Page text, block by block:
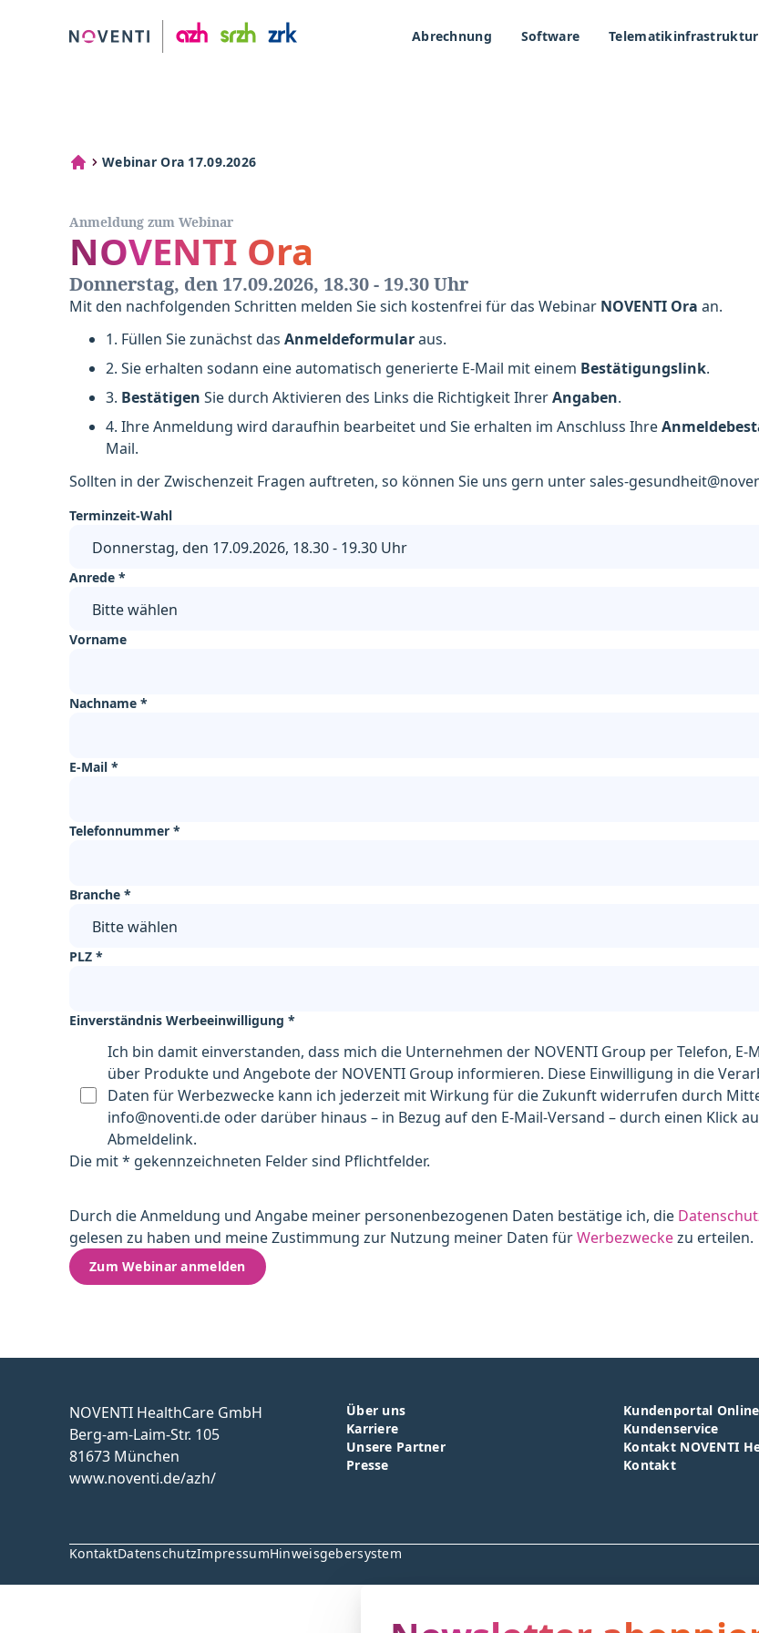
Abrechnung Software Telematikinfrastruktur
Webinar Ora 17.09.2026
Anmeldung zum Webinar
NOVENTI Ora
Donnerstag, den 17.09.2026, 18.30 - 19.30 Uhr
Mit den nachfolgenden Schritten melden Sie sich kostenfrei für das Webinar NOVENTI Ora an.
1. Füllen Sie zunächst das Anmeldeformularaus.
2. Sie erhalten sodann eine automatisch generierte E-Mail mit einem Bestätigungslink.
3. Bestätigen Sie durch Aktivieren des Links die Richtigkeit IhrerAngaben.
4. Ihre Anmeldung wird daraufhin bearbeitet und Sie erhalten im Anschluss Ihre
Mail.
Sollten in der Zwischenzeit Fragen auftreten, so können Sie uns gern unter sales-
Terminzeit-Wahl
Donnerstag, den 17.09.2026, 18.30 - 19.30 Uhr
Anrede *
Bitte wählen
Vorname
Nachname *
E-Mail *
Telefonnummer *
Branche *
Bitte wählen
PLZ *
Einverständnis Werbeeinwilligung *
Ich bin damit einverstanden, dass mich die Unternehmen der NOVENTI Group per Telefon, E-
über Produkte und Angebote der NOVENTI Group informieren. Diese Einwilligung in die
Daten für Werbezwecke kann ich jederzeit mit Wirkung für die Zukunft widerrufen durch
info@noventi.de oder darüber hinaus – in Bezug auf den E-Mail-Versand – durch einen Klick
Abmeldelink.
Die mit * gekennzeichneten Felder sind Pflichtfelder.
Durch die Anmeldung und Angabe meiner personenbezogenen Daten bestätige ich, die
gelesen zu haben und meine Zustimmung zur Nutzung meiner Daten fürWerbezweckezu erteilen.
Zum Webinar anmelden
NOVENTI HealthCare GmbH
Berg-am-Laim-Str. 105
81673 München
www.noventi.de/azh/
Über uns
Karriere
Unsere Partner
Presse
Kundenportal
Kundenservice
Kontakt NOVENTI
Kontakt
KontaktDatenschutzImpressumHinweisgebersystem